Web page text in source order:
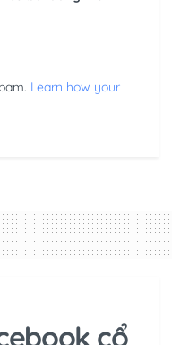
Learn how your
cổ